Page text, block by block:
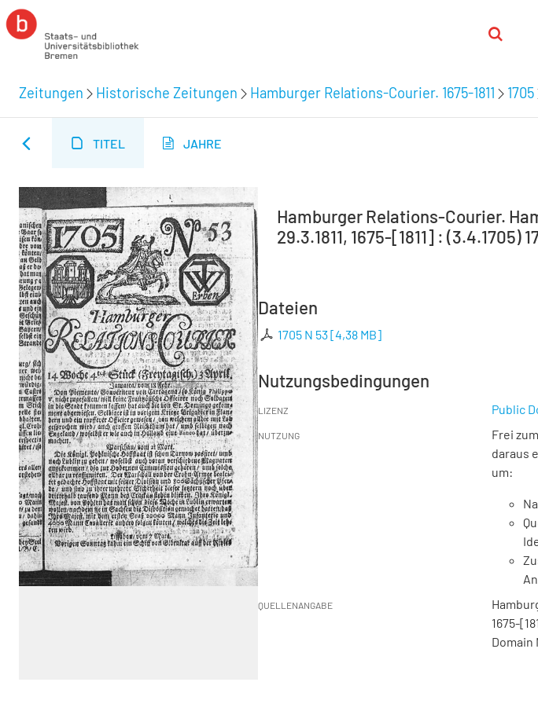
Zeitungen Historische Zeitungen Hamburger Relations-Courier. 1675-1811 1705
TITEL JAHRE
Hamburger Relations-Courier.
29.3.1811, 1675-[1811] : (3.4.1705)
Dateien
1705 N 53[4,38 MB]
Nutzungsbedingungen
LIZENZ Public
NUTZUNG
Frei
daraus
um:
QUELLENANGABE
1675-
Domain